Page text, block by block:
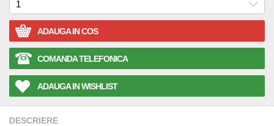
ADAUGA IN COS
COMANDA TELEFONICA
ADAUGA IN WISHLIST
DESCRIERE